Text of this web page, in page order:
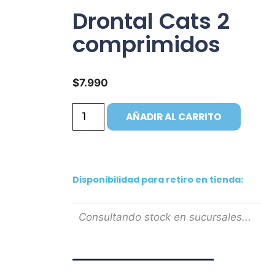
Drontal Cats 2
comprimidos
$7.990
AÑADIR AL CARRITO
Disponibilidad para retiro en tienda:
Consultando stock en sucursales...